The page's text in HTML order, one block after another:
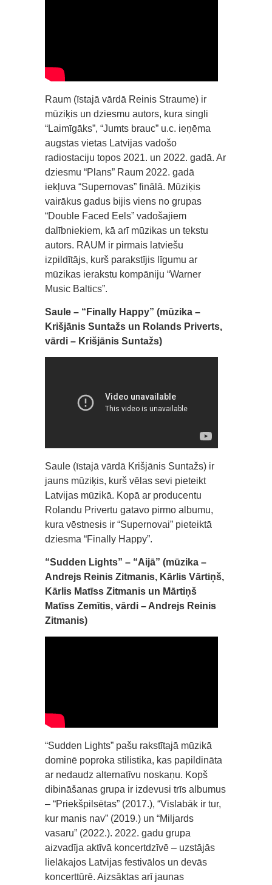
Raum (īstajā vārdā Reinis Straume) ir
mūziķis un dziesmu autors, kura singli
“Laimīgāks”, “Jumts brauc” u.c. ieņēma
augstas vietas Latvijas vadošo
radiostaciju topos 2021. un 2022. gadā. Ar
dziesmu “Plans” Raum 2022. gadā
iekļuva “Supernovas” finālā. Mūziķis
vairākus gadus bijis viens no grupas
“Double Faced Eels” vadošajiem
dalībniekiem, kā arī mūzikas un tekstu
autors. RAUM ir pirmais latviešu
izpildītājs, kurš parakstījis līgumu ar
mūzikas ierakstu kompāniju “Warner
Music Baltics”.
Saule – “Finally Happy” (mūzika –
Krišjānis Suntažs un Rolands Priverts,
vārdi – Krišjānis Suntažs)
Saule (īstajā vārdā Krišjānis Suntažs) ir
jauns mūziķis, kurš vēlas sevi pieteikt
Latvijas mūzikā. Kopā ar producentu
Rolandu Privertu gatavo pirmo albumu,
kura vēstnesis ir “Supernovai” pieteiktā
dziesma “Finally Happy”.
“Sudden Lights” – “Aijā” (mūzika –
Andrejs Reinis Zitmanis, Kārlis Vārtiņš,
Kārlis Matīss Zitmanis un Mārtiņš
Matīss Zemītis, vārdi – Andrejs Reinis
Zitmanis)
“Sudden Lights” pašu rakstītajā mūzikā
dominē poproka stilistika, kas papildināta
ar nedaudz alternatīvu noskaņu. Kopš
dibināšanas grupa ir izdevusi trīs albumus
– “Priekšpilsētas” (2017.), “Vislabāk ir tur,
kur manis nav” (2019.) un “Miljards
vasaru” (2022.). 2022. gadu grupa
aizvadīja aktīvā koncertdzīvē – uzstājās
lielākajos Latvijas festivālos un devās
koncerttūrē. Aizsāktas arī jaunas